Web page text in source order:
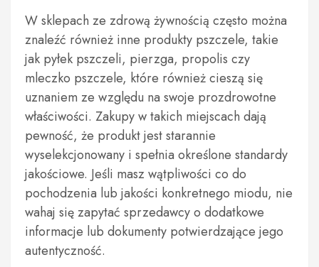
W sklepach ze zdrową żywnością często można
znaleźć również inne produkty pszczele, takie
jak pyłek pszczeli, pierzga, propolis czy
mleczko pszczele, które również cieszą się
uznaniem ze względu na swoje prozdrowotne
właściwości. Zakupy w takich miejscach dają
pewność, że produkt jest starannie
wyselekcjonowany i spełnia określone standardy
jakościowe. Jeśli masz wątpliwości co do
pochodzenia lub jakości konkretnego miodu, nie
wahaj się zapytać sprzedawcy o dodatkowe
informacje lub dokumenty potwierdzające jego
autentyczność.